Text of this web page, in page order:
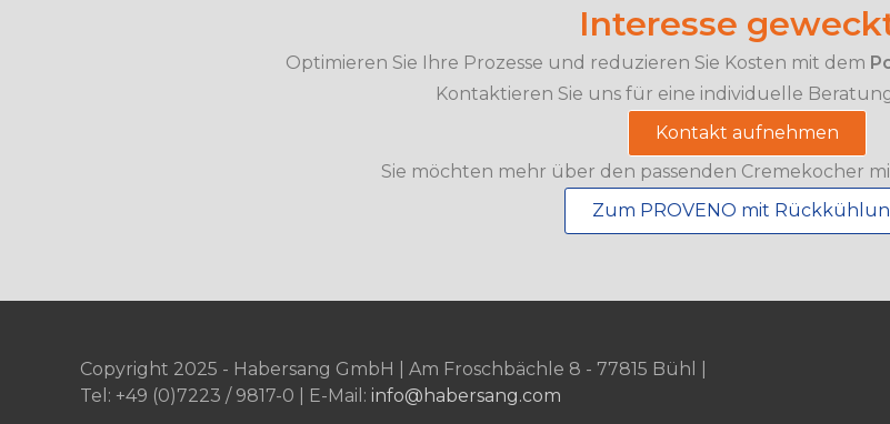
Interesse
Optimieren Sie Ihre Prozesse und reduzieren Sie Kosten mit dem
Kontaktieren Sie uns für eine individuelle
Kontakt aufnehmen
Sie möchten mehr über den passenden Cremekocher
Zum PROVENO mit
Copyright 2025 - Habersang GmbH | Am Froschbächle 8 - 77815 Bühl |
Tel: +49 (0)7223 / 9817-0 | E-Mail: info@habersang.com